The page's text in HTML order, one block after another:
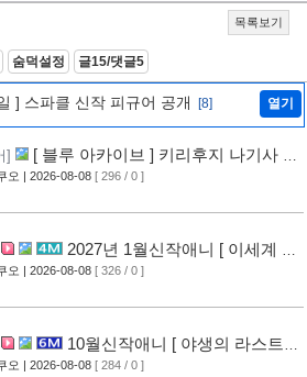
목록보기
숨덕설정 글15/댓글5
] 스파클 신작 피규어 공개 [8] 열기
]
[ 블루 아카이브 ] 키리후지 나기사 신
어 공개 [9]
오 | 2026-08-08 [ 296 / 0 ]
2027년 1월신작애니 [ 이세계 전
기 ] PV 영상 공개
오 | 2026-08-08 [ 326 / 0 ]
10월신작애니 [ 야생의 라스트
나타났다! ] 2기 PV 영상 공개
오 | 2026-08-08 [ 284 / 0 ]